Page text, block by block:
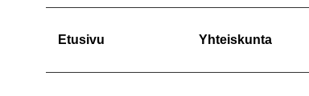
Etusivu Yhteiskunta